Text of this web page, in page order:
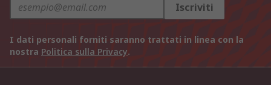
Iscriviti
I dati personali forniti saranno trattati in linea con la
nostra Politica sulla Privacy.